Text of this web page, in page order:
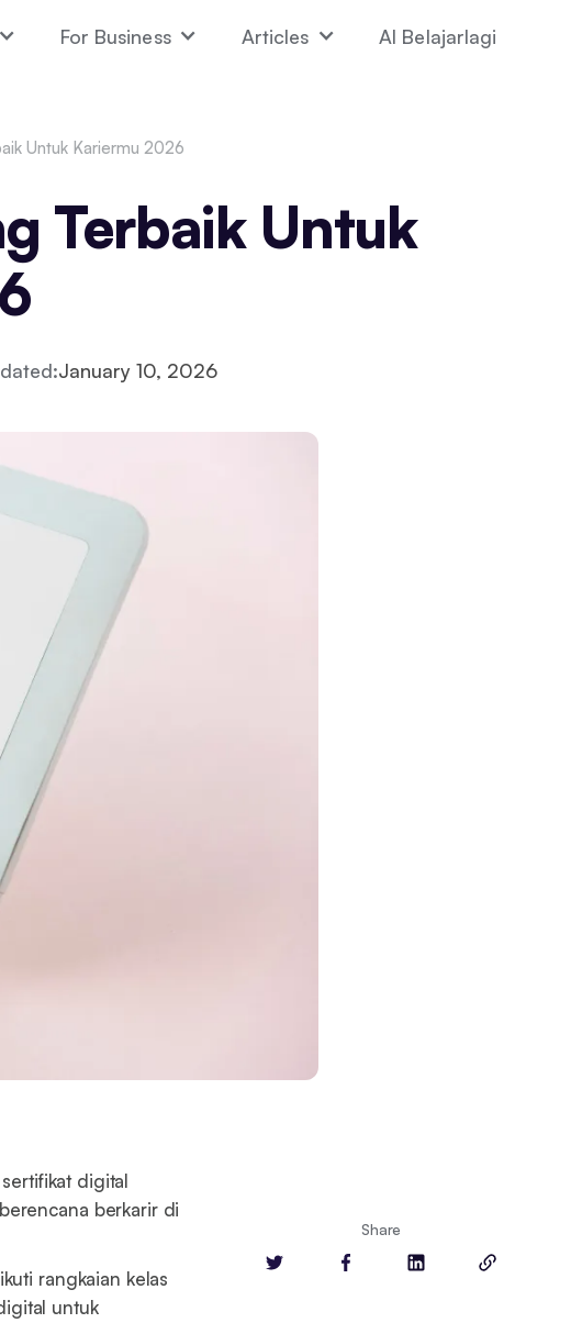
For Business Articles AI Belajarlagi
Untuk Kariermu 2026
Terbaik Untuk
January 10, 2026
digital
berkarir di
rangkaian kelas
untuk
Share